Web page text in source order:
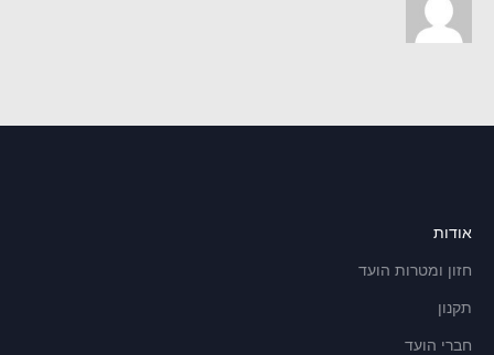
אודות
חזון ומטרות הועד
תקנון
חברי הועד